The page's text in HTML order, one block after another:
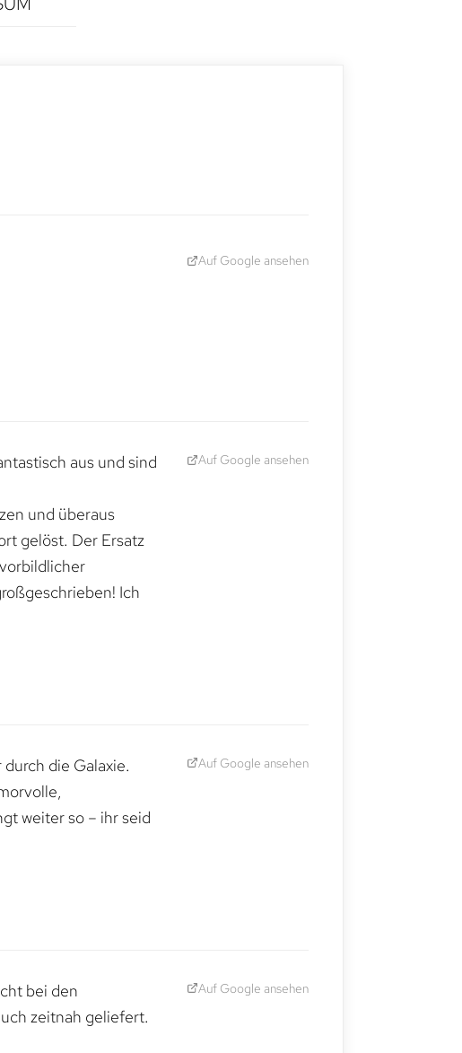
Auf Google ansehen
aus und sind
und überaus
gelöst. Der Ersatz
Ich
Auf Google ansehen
die Galaxie.
weiter so – ihr seid
Auf Google ansehen
bei den
zeitnah geliefert.
Auf Google ansehen